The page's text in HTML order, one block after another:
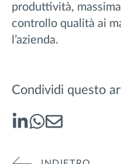
produttività,
controllo qualità ai
l’azienda.
Condividi questo